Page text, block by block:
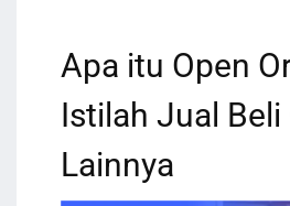
Apa itu Open
Istilah Jual Beli
Lainnya